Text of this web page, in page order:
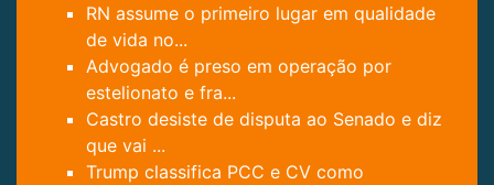
RN assume o primeiro lugar em qualidade
de vida no...
Advogado é preso em operação por
estelionato e fra...
Castro desiste de disputa ao Senado e diz
que vai ...
Trump classifica PCC e CV como